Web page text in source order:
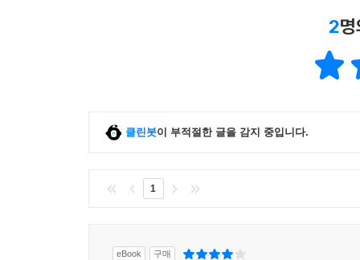
2
클린봇이 부적절한 글을 감지 중입니다.
1
eBook 구매